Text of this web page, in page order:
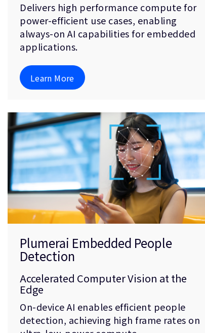
Delivers high performance compute for
power-efficient use cases, enabling
always-on AI capabilities for embedded
applications.
Learn More
Plumerai Embedded People
Detection
Accelerated Computer Vision at the
Edge
On-device AI enables efficient people
detection, achieving high frame rates on